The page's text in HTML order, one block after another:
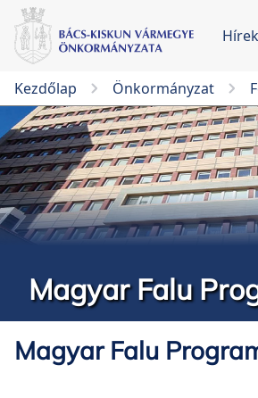
Hírek
Kezdőlap Önkormányzat
Magyar Falu
Magyar Falu